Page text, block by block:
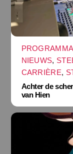
NIEUWS,
CARRIÈRE,
Achter de
van Hien